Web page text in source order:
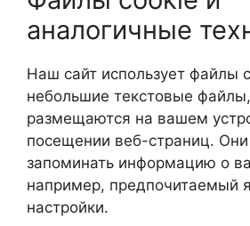
аналогичные
Наш сайт использует файлы
небольшие текстовые
размещаются на вашем
посещении веб-страниц.
запоминать информацию о
например, предпочитаемый
настройки.